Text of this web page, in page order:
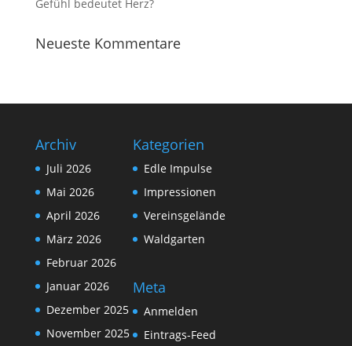
Gefühl bedeutet Herz?
Neueste Kommentare
Archiv
Juli 2026
Mai 2026
April 2026
März 2026
Februar 2026
Januar 2026
Dezember 2025
November 2025
Kategorien
Edle Impulse
Impressionen
Vereinsgelände
Waldgarten
Meta
Anmelden
Eintrags-Feed